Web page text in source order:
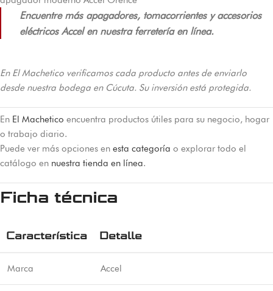
Encuentre más apagadores, tomacorrientes y accesorios
eléctricos Accel en nuestra ferretería en línea.
En El Machetico verificamos cada producto antes de enviarlo
desde nuestra bodega en Cúcuta. Su inversión está protegida.
En El Machetico encuentra productos útiles para su negocio, hogar
o trabajo diario.
Puede ver más opciones en esta categoría o explorar todo el
catálogo en nuestra tienda en línea.
Ficha técnica
Característica Detalle
Marca Accel